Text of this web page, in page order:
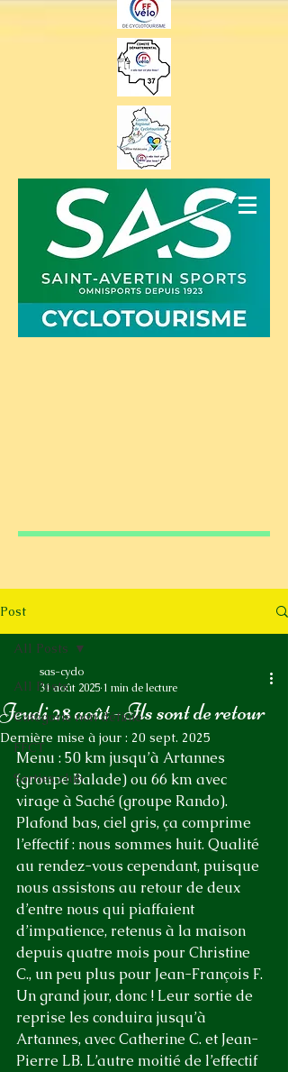
Post
All Posts
Catégorie non définie
FFCT
Sorties club
All Posts
Jeudi 28 août - Ils sont de retour
sas-cyclo
31 août 2025 1 min de lecture
Dernière mise à jour : 20 sept. 2025
Menu : 50 km jusqu’à Artannes
(groupe Balade) ou 66 km avec
virage à Saché (groupe Rando).
Plafond bas, ciel gris, ça comprime
l’effectif : nous sommes huit. Qualité
au rendez-vous cependant, puisque
nous assistons au retour de deux
d’entre nous qui piaffaient
d’impatience, retenus à la maison
depuis quatre mois pour Christine
C., un peu plus pour Jean-François F.
Un grand jour, donc ! Leur sortie de
reprise les conduira jusqu’à
Artannes, avec Catherine C. et Jean-
Pierre LB. L’autre moitié de l’effectif